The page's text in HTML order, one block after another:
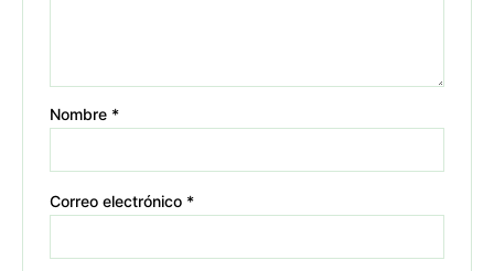
Nombre *
Correo electrónico *